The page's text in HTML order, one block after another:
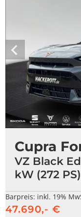
Cupra
VZ Black
kW (272
Barpreis: inkl. 19%
47.690,- €